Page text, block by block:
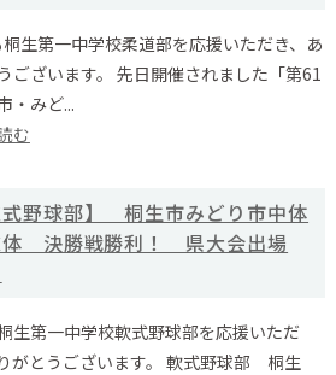
生第一中学校柔道部を応援いただき、あ
ございます。 先日開催されました「第61
・みど...
む
式野球部】 桐生市みどり市中体
体 決勝戦勝利！ 県大会出場
生第一中学校軟式野球部を応援いただ
がとうございます。 軟式野球部 桐生